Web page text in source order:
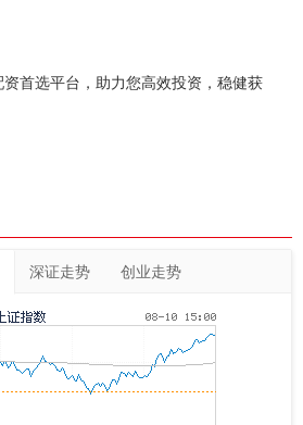
首选平台，助力您高效投资，稳健获
深证走势 创业走势